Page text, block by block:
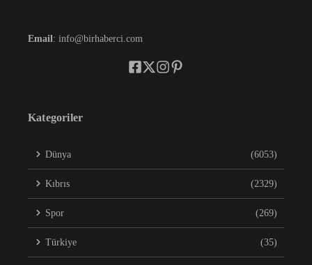
Email : info@birhaberci.com
Kategoriler
Dünya (6053)
Kıbrıs (2329)
Spor (269)
Türkiye (35)